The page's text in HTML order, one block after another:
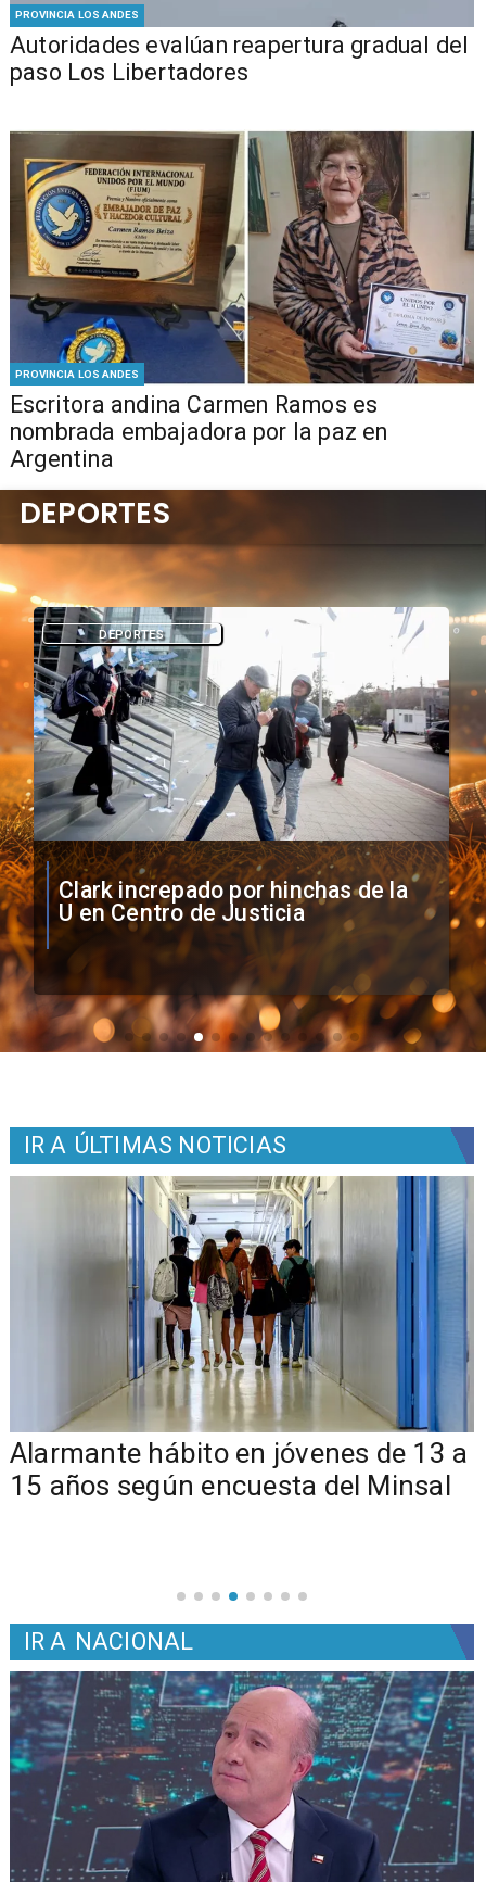
PROVINCIA LOS ANDES
​​Autoridades evalúan reapertura gradual del
paso Los Libertadores
PROVINCIA LOS ANDES
Escritora andina Carmen Ramos es
nombrada embajadora por la paz en
Argentina
Vozinha firma contrato con Colo
Colo como nuevo arquero
DEPORTES
DEPORTES
IR A ÚLTIMAS NOTICIAS
Alarmante hábito en jóvenes de 13 a
15 años según encuesta del Minsal
IR A NACIONAL